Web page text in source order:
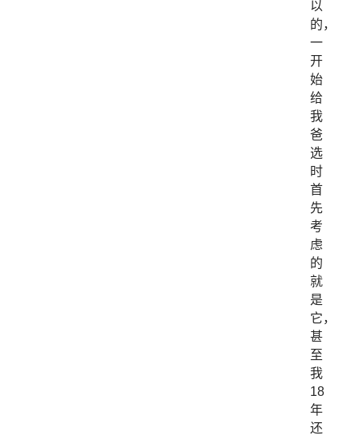
以
的，
一
开
始
给
我
爸
选
时
首
先
考
虑
的
就
是
它，
甚
至
我
18
年
还